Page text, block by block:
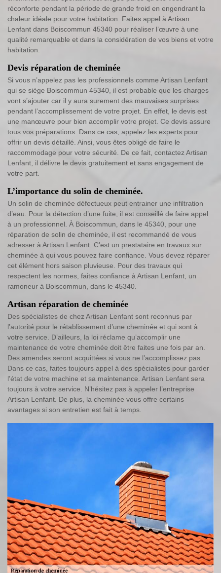
réconforte pendant la période de grande froid en engendrant la
chaleur idéale pour votre habitation. Faites appel à Artisan
Lenfant dans Boiscommun 45340 pour réaliser l’œuvre à une
qualité remarquable et dans la considération de vos biens et votre
habitation.
Devis réparation de cheminée
Si vous n’appelez pas les professionnels comme Artisan Lenfant
qui se siège Boiscommun 45340, il est probable que les charges
vont s’ajouter car il y aura surement des mauvaises surprises
pendant l’accomplissement de votre projet. En effet, le devis est
une manœuvre pour bien accomplir votre projet. Ce devis assure
tous vos préparations. Dans ce cas, appelez les experts pour
offrir un devis détaillé. Ainsi, vous êtes obligé de faire le
raccommodage pour votre sécurité. De ce fait, contactez Artisan
Lenfant, il délivre le devis gratuitement et sans engagement de
votre part.
L’importance du solin de cheminée.
Un solin de cheminée défectueux peut entrainer une infiltration
d’eau. Pour la détection d’une fuite, il est conseillé de faire appel
à un professionnel. À Boiscommun, dans le 45340, pour une
réparation de solin de cheminée, il est recommandé de vous
adresser à Artisan Lenfant. C’est un prestataire en travaux sur
cheminée à qui vous pouvez faire confiance. Vous devez réparer
cet élément hors saison pluvieuse. Pour des travaux qui
respectent les normes, faites confiance à Artisan Lenfant, un
ramoneur à Boiscommun, dans le 45340.
Artisan réparation de cheminée
Des spécialistes de chez Artisan Lenfant sont reconnus par
l’autorité pour le rétablissement d’une cheminée et qui sont à
votre service. D’ailleurs, la loi réclame qu’accomplir une
maintenance de votre cheminée doit être faites une fois par an.
Des amendes seront acquittées si vous ne l’accomplissez pas.
Dans ce cas, faites toujours appel à des spécialistes pour garder
l’état de votre machine et sa maintenance. Artisan Lenfant sera
toujours à votre service. N’hésitez pas à appeler l’entreprise
Artisan Lenfant. De plus, la cheminée vous offre certains
avantages si son entretien est fait à temps.